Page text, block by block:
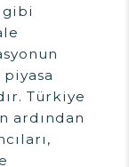
gibi
piyasa
Türkiye
ardından